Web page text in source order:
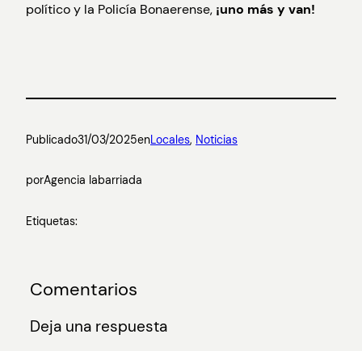
político y la Policía Bonaerense, ¡uno más y van!
Publicado31/03/2025enLocales, Noticias
porAgencia labarriada
Etiquetas:
Comentarios
Deja una respuesta